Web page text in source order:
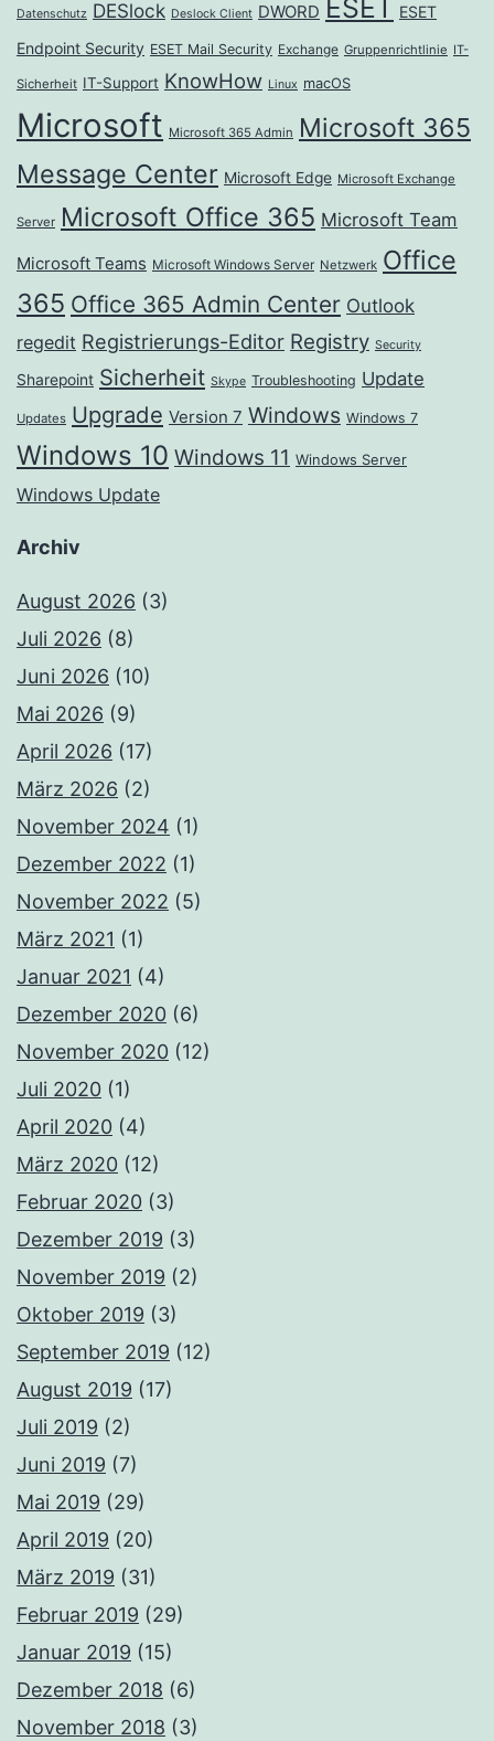
Datenschutz DESlock Deslock Client DWORD ESET
ESET
Endpoint Security ESET Mail Security Exchange Gruppenrichtlinie IT-
Sicherheit IT-Support KnowHow Linux macOS
Microsoft Microsoft 365 Admin Microsoft 365
Message Center Microsoft Edge Microsoft Exchange
Server Microsoft Office 365 Microsoft Team
Microsoft Teams Microsoft Windows Server Netzwerk Office
365 Office 365 Admin Center Outlook
regedit Registrierungs-Editor Registry Security
Sharepoint Sicherheit Skype Troubleshooting Update
Updates Upgrade Version 7 Windows Windows 7
Windows 10 Windows 11 Windows Server
Windows Update
Archiv
August 2026 (3)
Juli 2026 (8)
Juni 2026 (10)
Mai 2026 (9)
April 2026 (17)
März 2026 (2)
November 2024 (1)
Dezember 2022 (1)
November 2022 (5)
März 2021 (1)
Januar 2021 (4)
Dezember 2020 (6)
November 2020 (12)
Juli 2020 (1)
April 2020 (4)
März 2020 (12)
Februar 2020 (3)
Dezember 2019 (3)
November 2019 (2)
Oktober 2019 (3)
September 2019 (12)
August 2019 (17)
Juli 2019 (2)
Juni 2019 (7)
Mai 2019 (29)
April 2019 (20)
März 2019 (31)
Februar 2019 (29)
Januar 2019 (15)
Dezember 2018 (6)
November 2018 (3)